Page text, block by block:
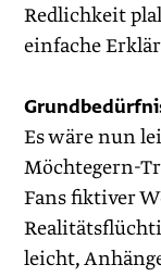
Redlichkeit
einfache
Es wäre nun
Möchtegern-
Fans fiktiver
leicht,